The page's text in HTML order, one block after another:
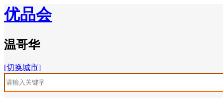
优品会
温哥华
[切换城市]